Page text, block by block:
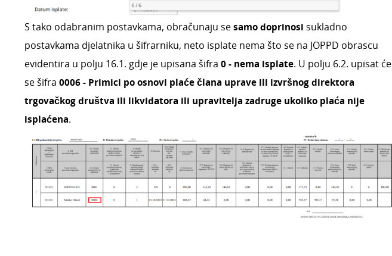
S tako odabranim postavkama, obračunaju sesamo doprinosi sukladno
postavkama djelatnika u šifrarniku, neto isplate nema što se na JOPPD obrascu
evidentira u polju 16.1. gdje je upisana šifra 0 - nema isplate. U polju 6.2. upisat će
se šifra 0006 - Primici po osnovi plaće člana uprave ili izvršnog direktora
trgovačkog društva ili likvidatora ili upravitelja zadruge ukoliko plaća nije
isplaćena.